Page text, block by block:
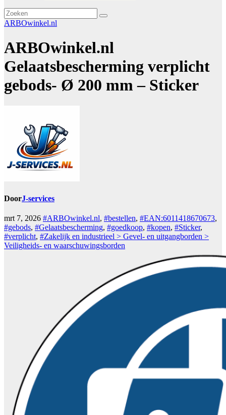
ARBOwinkel.nl
ARBOwinkel.nl
Gelaatsbescherming verplicht
gebods- Ø 200 mm – Sticker
DoorJ-services
mrt 7, 2026 #ARBOwinkel.nl, #bestellen, #EAN:6011418670673,
#gebods, #Gelaatsbescherming, #goedkoop, #kopen, #Sticker,
#verplicht, #Zakelijk en industrieel > Gevel- en uitgangborden >
Veiligheids- en waarschuwingsborden